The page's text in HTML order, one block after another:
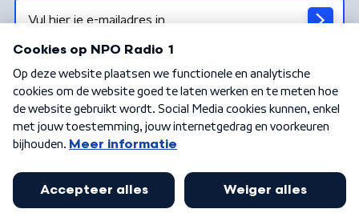
Algemene voorwaarden Privacybeleid